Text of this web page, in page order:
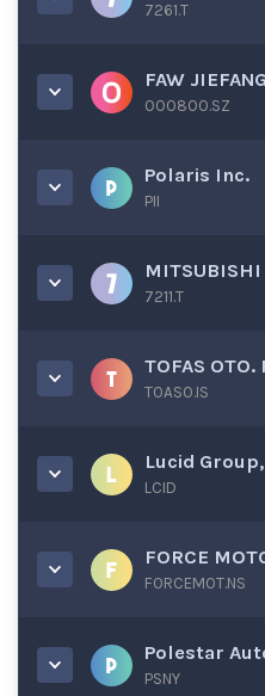
7261.T
FAW JIEFANG
000800.SZ
Polaris Inc.
PII
MITSUBISHI
7211.T
TOFAS OTO.
TOASO.IS
Lucid
LCID
FORCE
FORCEMOT.NS
Polestar
PSNY